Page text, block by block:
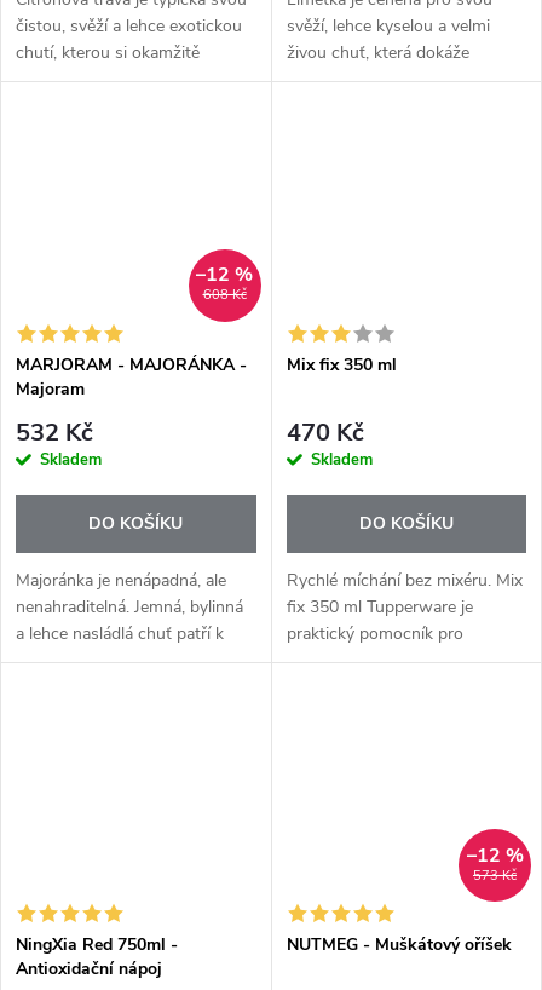
čistou, svěží a lehce exotickou
chutí, kterou si okamžitě
spojujeme s asijskou kuchyní.
svěží, lehce kyselou a velmi
živou chuť, která dokáže
okamžitě probudit i obyčejné
608 Kč
–12 %
MARJORAM - MAJORÁNKA -
Majoram
532 Kč
Skladem
DO KOŠÍKU
Majoránka je nenápadná, ale
nenahraditelná. Jemná, bylinná
a lehce nasládlá chuť patří k
základům středomořské i
Mix fix 350 ml
470 Kč
Skladem
DO KOŠÍKU
Rychlé míchání bez mixéru. Mix
fix 350 ml Tupperware je
praktický pomocník pro
každého, kdo chce během pár
NingXia Red 750ml -
Antioxidační nápoj
573 Kč
–12 %
NUTMEG - Muškátový oříšek